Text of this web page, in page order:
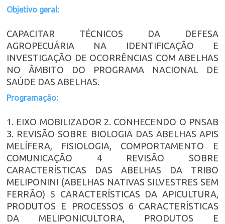
Objetivo geral:
CAPACITAR TÉCNICOS DA DEFESA
AGROPECUÁRIA NA IDENTIFICAÇÃO E
INVESTIGAÇÃO DE OCORRÊNCIAS COM ABELHAS
NO ÂMBITO DO PROGRAMA NACIONAL DE
SAÚDE DAS ABELHAS.
Programação:
1. EIXO MOBILIZADOR 2. CONHECENDO O PNSAB
3. REVISÃO SOBRE BIOLOGIA DAS ABELHAS APIS
MELÍFERA, FISIOLOGIA, COMPORTAMENTO E
COMUNICAÇÃO 4 REVISÃO SOBRE
CARACTERÍSTICAS DAS ABELHAS DA TRIBO
MELIPONINI (ABELHAS NATIVAS SILVESTRES SEM
FERRÃO) 5 CARACTERÍSTICAS DA APICULTURA,
PRODUTOS E PROCESSOS 6 CARACTERÍSTICAS
DA MELIPONICULTORA, PRODUTOS E